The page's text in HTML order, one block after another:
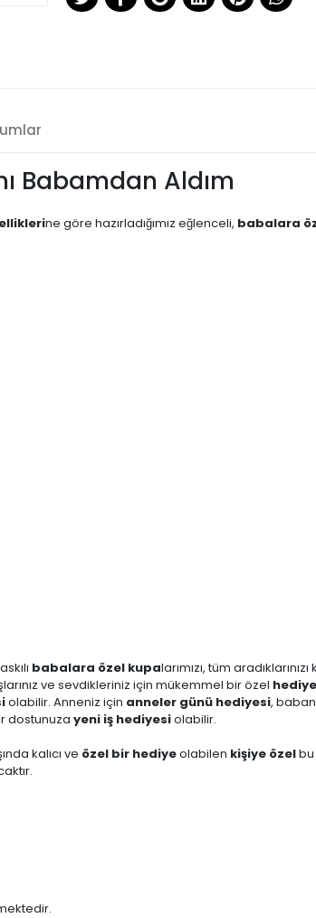
Babamdan Aldım
ne göre hazırladığımız eğlenceli, babalara
babalara özel kupalarımızı, tüm
ve sevdikleriniz için mükemmel bir özel hediye
olabilir. Anneniz için anneler günü hediyesi,
dostunuza yeni iş hediyesiolabilir.
kalıcı ve özel bir hediyeolabilen kişiye özelbu